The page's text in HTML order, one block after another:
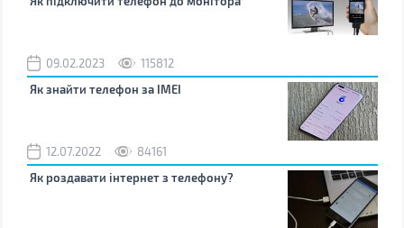
09.02.2023
115812
Як знайти телефон за IMEI
12.07.2022
84161
Як роздавати інтернет з телефону?